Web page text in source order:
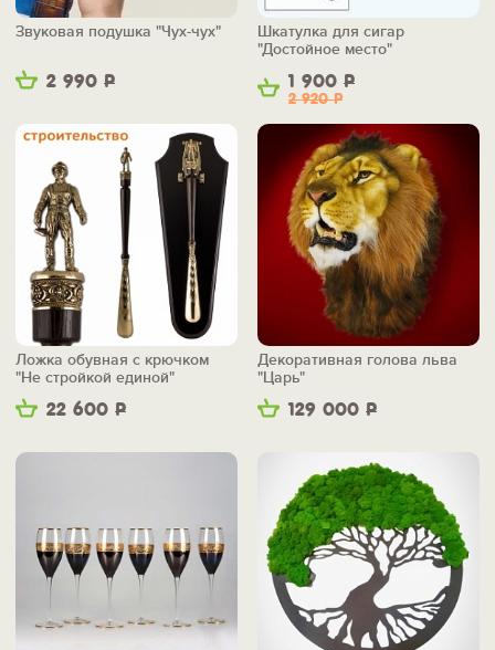
2 990 Р
Звуковая подушка "Чух-чух"
1 900 Р
2 920Р
Шкатулка для сигар
"Достойное место"
22 600 Р
Ложка обувная с крючком
"Не стройкой единой"
129 000 Р
Декоративная голова льва
"Царь"